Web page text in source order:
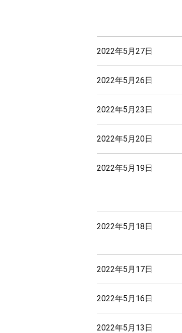
2022年5月27日
2022年5月26日
2022年5月23日
2022年5月20日
2022年5月19日
2022年5月18日
2022年5月17日
2022年5月16日
2022年5月13日